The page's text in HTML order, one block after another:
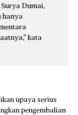
Dumai,
hanya
kata
upaya serius
pengembalian